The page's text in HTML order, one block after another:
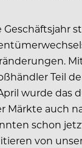
Geschäftsjahr
Mit
Teil
wurde das
Märkte auch
schon
von